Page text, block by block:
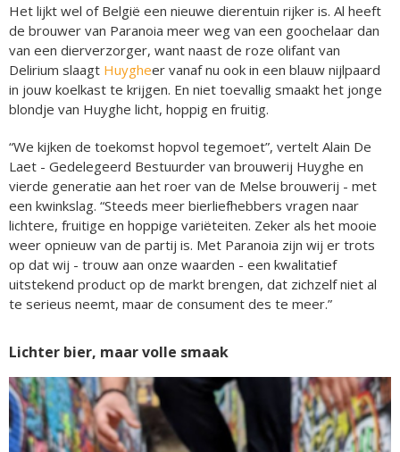
Het lijkt wel of België een nieuwe dierentuin rijker is. Al heeft
de brouwer van Paranoia meer weg van een goochelaar dan
van een dierverzorger, want naast de roze olifant van
Delirium slaagt Huygheer vanaf nu ook in een blauw nijlpaard
in jouw koelkast te krijgen. En niet toevallig smaakt het jonge
blondje van Huyghe licht, hoppig en fruitig.
“We kijken de toekomst hopvol tegemoet”, vertelt Alain De
Laet - Gedelegeerd Bestuurder van brouwerij Huyghe en
vierde generatie aan het roer van de Melse brouwerij - met
een kwinkslag. “Steeds meer bierliefhebbers vragen naar
lichtere, fruitige en hoppige variëteiten. Zeker als het mooie
weer opnieuw van de partij is. Met Paranoia zijn wij er trots
op dat wij - trouw aan onze waarden - een kwalitatief
uitstekend product op de markt brengen, dat zichzelf niet al
te serieus neemt, maar de consument des te meer.”
Lichter bier, maar volle smaak